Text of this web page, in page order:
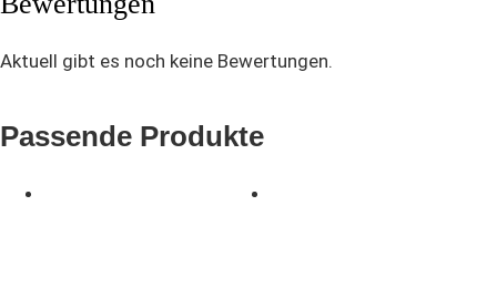
Aktuell gibt es noch keine Bewertungen.
Passende Produkte